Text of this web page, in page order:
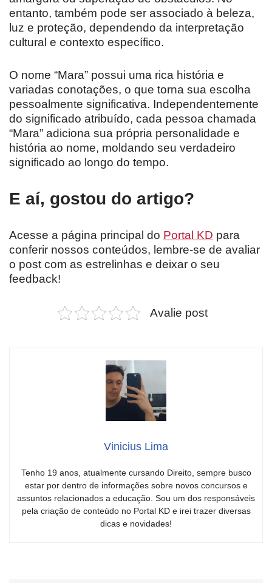
entanto, também pode ser associado à beleza,
luz e proteção, dependendo da interpretação
cultural e contexto específico.
O nome “Mara” possui uma rica história e
variadas conotações, o que torna sua escolha
pessoalmente significativa. Independentemente
do significado atribuído, cada pessoa chamada
“Mara” adiciona sua própria personalidade e
história ao nome, moldando seu verdadeiro
significado ao longo do tempo.
E aí, gostou do artigo?
Acesse a página principal do Portal KD para
conferir nossos conteúdos, lembre-se de avaliar
o post com as estrelinhas e deixar o seu
feedback!
Avalie post
Vinicius Lima
Tenho 19 anos, atualmente cursando Direito, sempre busco
estar por dentro de informações sobre novos concursos e
assuntos relacionados a educação. Sou um dos responsáveis
pela criação de conteúdo no Portal KD e irei trazer diversas
dicas e novidades!